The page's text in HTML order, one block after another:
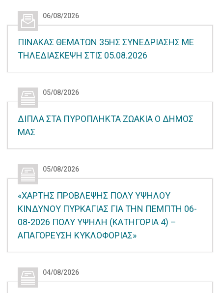
06/08/2026
ΠΙΝΑΚΑΣ ΘΕΜΑΤΩΝ 35ΗΣ ΣΥΝΕΔΡΙΑΣΗΣ ΜΕ
ΤΗΛΕΔΙΑΣΚΕΨΗ ΣΤΙΣ 05.08.2026
05/08/2026
ΔΙΠΛΑ ΣΤΑ ΠΥΡΟΠΛΗΚΤΑ ΖΩΑΚΙΑ Ο ΔΗΜΟΣ
ΜΑΣ
05/08/2026
«ΧΑΡΤΗΣ ΠΡΟΒΛΕΨΗΣ ΠΟΛΥ ΥΨΗΛΟΥ
ΚΙΝΔΥΝΟΥ ΠΥΡΚΑΓΙΑΣ ΓΙΑ ΤΗΝ ΠΕΜΠΤΗ 06-
08-2026 ΠΟΛΥ ΥΨΗΛΗ (ΚΑΤΗΓΟΡΙΑ 4) –
ΑΠΑΓΟΡΕΥΣΗ ΚΥΚΛΟΦΟΡΙΑΣ»
04/08/2026